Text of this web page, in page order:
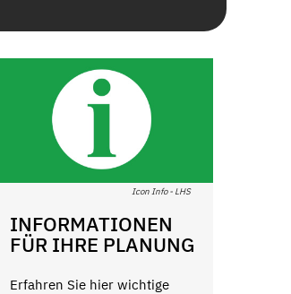
Icon Info - LHS
INFORMATIONEN
FÜR IHRE PLANUNG
Erfahren Sie hier wichtige